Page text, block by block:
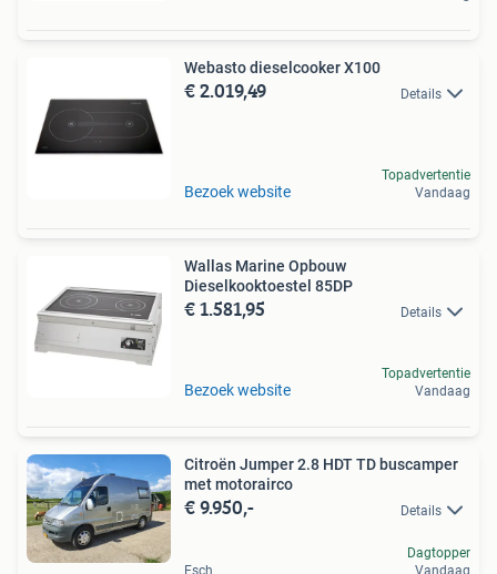
Webasto dieselcooker X100
€ 2.019,49 Details
Bezoek website
Topadvertentie
Vandaag
Wallas Marine Opbouw
Dieselkooktoestel 85DP
€ 1.581,95 Details
Bezoek website
Topadvertentie
Vandaag
Citroën Jumper 2.8 HDT TD buscamper
met motorairco
€ 9.950,- Details
Esch
Dagtopper
Vandaag